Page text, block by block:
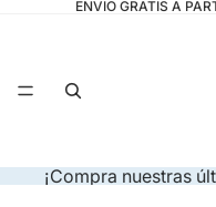
ENVIO GRATIS A
¡Compra nuestras